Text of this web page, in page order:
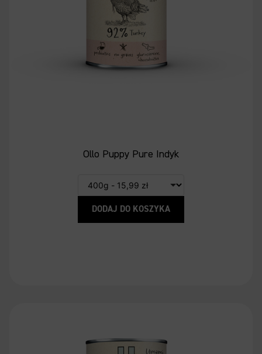
Ollo Puppy Pure Indyk
DODAJ DO KOSZYKA